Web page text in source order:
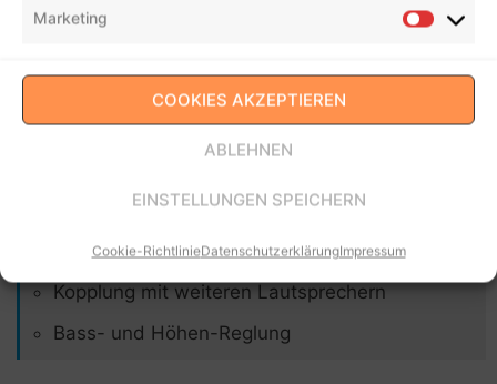
Marketing
COOKIES AKZEPTIEREN
ABLEHNEN
EINSTELLUNGEN SPEICHERN
Cookie-RichtlinieDatenschutzerklärungImpressum
Was uns gefällt:
sehr große Vielfalt an verschiedenen
zwei Mikrofone mit 50 Metern Reichweite
Fernbedienung für Mediaplayer
Kopplung mit weiteren Lautsprechern
Bass- und Höhen-Reglung